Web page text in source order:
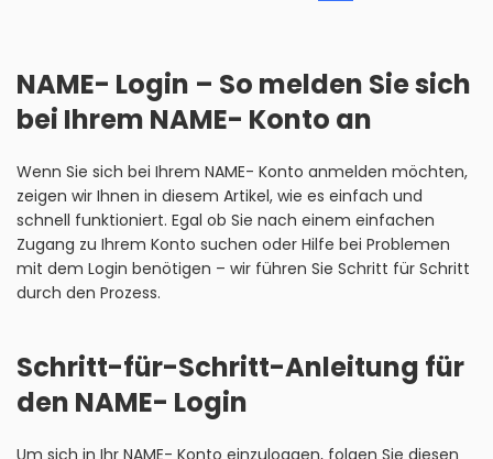
NAME- Login – So melden Sie sich
bei Ihrem NAME- Konto an
Wenn Sie sich bei Ihrem NAME- Konto anmelden möchten,
zeigen wir Ihnen in diesem Artikel, wie es einfach und
schnell funktioniert. Egal ob Sie nach einem einfachen
Zugang zu Ihrem Konto suchen oder Hilfe bei Problemen
mit dem Login benötigen – wir führen Sie Schritt für Schritt
durch den Prozess.
Schritt-für-Schritt-Anleitung für
den NAME- Login
Um sich in Ihr NAME- Konto einzuloggen, folgen Sie diesen